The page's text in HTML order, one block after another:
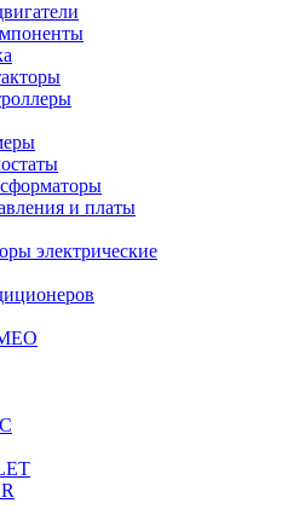
и платы
электрические